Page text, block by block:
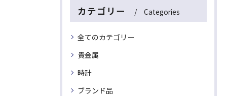
カテゴリー Categories
全てのカテゴリー
貴金属
時計
ブランド品